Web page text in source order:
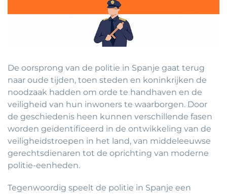
De oorsprong van de politie in Spanje gaat terug
naar oude tijden, toen steden en koninkrijken de
noodzaak hadden om orde te handhaven en de
veiligheid van hun inwoners te waarborgen. Door
de geschiedenis heen kunnen verschillende fasen
worden geïdentificeerd in de ontwikkeling van de
veiligheidstroepen in het land, van middeleeuwse
gerechtsdienaren tot de oprichting van moderne
politie-eenheden.
Tegenwoordig speelt de politie in Spanje een